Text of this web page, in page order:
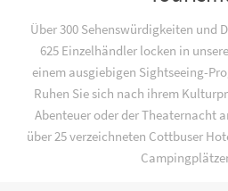
Über 300 Sehenswürdigkeiten und
625 Einzelhändler locken in
einem ausgiebigen Sightseeing-
Ruhen Sie sich nach ihrem
Abenteuer oder der Theaternacht
über 25 verzeichneten Cottbuser